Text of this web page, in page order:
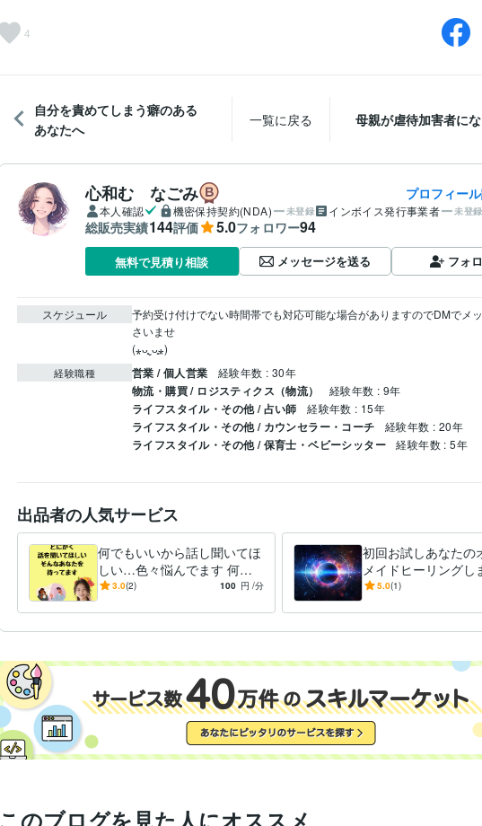
4
自分を責めてしまう癖のある
あなたへ
一覧に戻る 母親が虐待加害者に
心和む なごみ プロフィー
本人確認 機密保持契約(NDA) 未登録 インボイス発行事業者 未登録
総販売実績144評価 5.0フォロワー94
無料で見積り相談 メッセージを送る フォ
スケジュール
予約受け付けでない時間帯でも対応可能な場合がありますのでDMでメ
さいませ
(⁎ᴗ͈ˬᴗ͈⁎)
経験職種 営業 / 個人営業 経験年数 : 30年
物流・購買 / ロジスティクス（物流） 経験年数 : 9年
ライフスタイル・その他 / 占い師 経験年数 : 15年
ライフスタイル・その他 / カウンセラー・コーチ 経験年数 : 20年
ライフスタイル・その他 / 保育士・ベビーシッター 経験年数 : 5年
出品者の人気サービス
何でもいいから話し聞いてほ
しい…色々悩んでます 何日
も誰とも話してない…寂しい
3.0(2) 100 円 /分
初回お試しあなたの
メイドヒーリングし
当に効くの！？あな
5.0(1)